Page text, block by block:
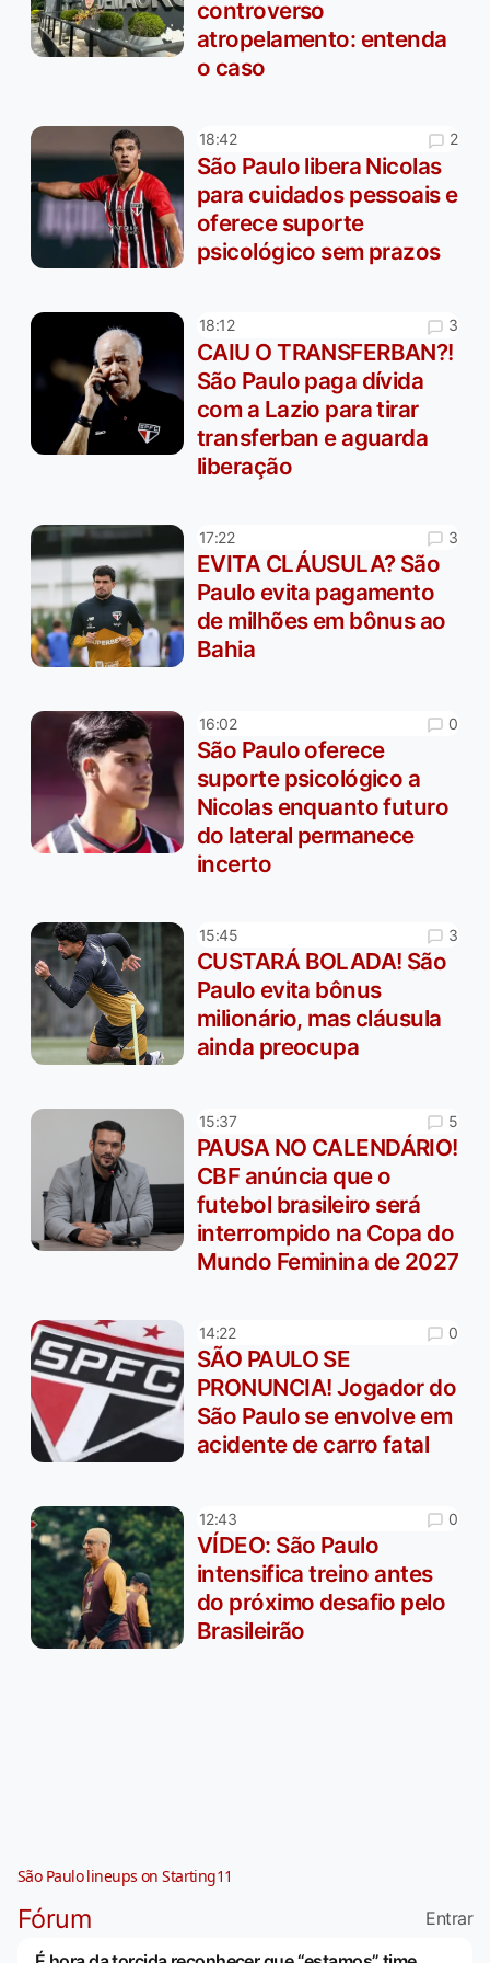
controverso
atropelamento: entenda
o caso
18:42 2
São Paulo libera Nicolas
para cuidados pessoais e
oferece suporte
psicológico sem prazos
18:12 3
CAIU O TRANSFERBAN?!
São Paulo paga dívida
com a Lazio para tirar
transferban e aguarda
liberação
17:22 3
EVITA CLÁUSULA? São
Paulo evita pagamento
de milhões em bônus ao
Bahia
16:02 0
São Paulo oferece
suporte psicológico a
Nicolas enquanto futuro
do lateral permanece
incerto
15:45 3
CUSTARÁ BOLADA! São
Paulo evita bônus
milionário, mas cláusula
ainda preocupa
15:37 5
PAUSA NO CALENDÁRIO!
CBF anúncia que o
futebol brasileiro será
interrompido na Copa do
Mundo Feminina de 2027
14:22 0
SÃO PAULO SE
PRONUNCIA! Jogador do
São Paulo se envolve em
acidente de carro fatal
12:43 0
VÍDEO: São Paulo
intensifica treino antes
do próximo desafio pelo
Brasileirão
São Paulo lineups on Starting11
Fórum
Entrar